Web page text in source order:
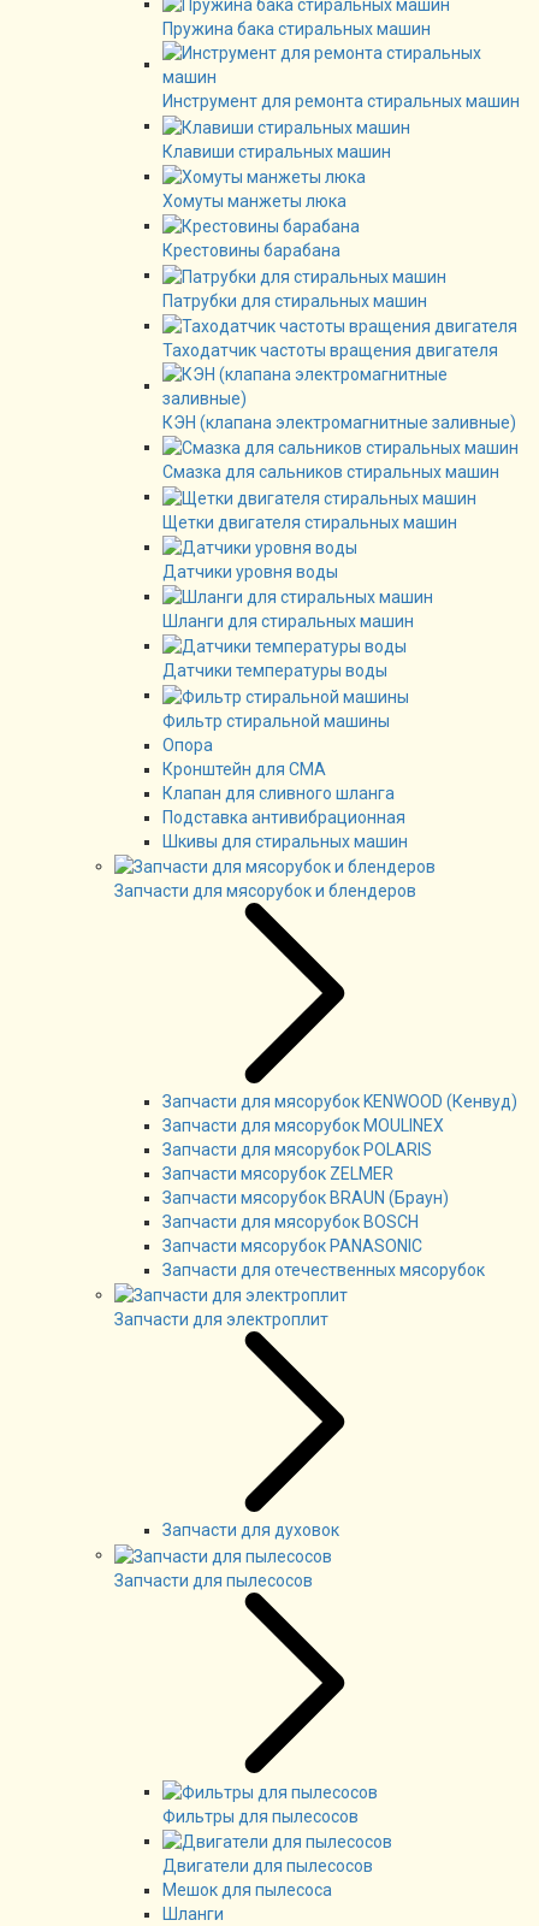
Пружина бака стиральных машин
Инструмент для ремонта стиральных машин
Клавиши стиральных машин
Хомуты манжеты люка
Крестовины барабана
Патрубки для стиральных машин
Таходатчик частоты вращения двигателя
КЭН (клапана электромагнитные заливные)
Смазка для сальников стиральных машин
Щетки двигателя стиральных машин
Датчики уровня воды
Шланги для стиральных машин
Датчики температуры воды
Фильтр стиральной машины
Опора
Кронштейн для СМА
Клапан для сливного шланга
Подставка антивибрационная
Шкивы для стиральных машин
Запчасти для мясорубок и блендеров
Запчасти для мясорубок KENWOOD (Кенвуд)
Запчасти для мясорубок MOULINEX
Запчасти для мясорубок POLARIS
Запчасти мясорубок ZELMER
Запчасти мясорубок BRAUN (Браун)
Запчасти для мясорубок BOSCH
Запчасти мясорубок PANASONIC
Запчасти для отечественных мясорубок
Запчасти для электроплит
Запчасти для духовок
Запчасти для пылесосов
Фильтры для пылесосов
Двигатели для пылесосов
Мешок для пылесоса
Шланги